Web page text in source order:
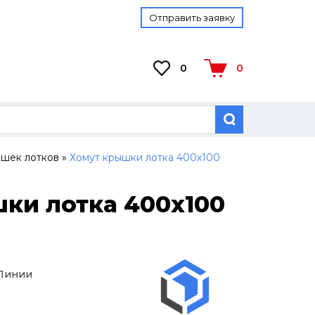
Отправить заявку
0 0
лотков » Хомут крышки лотка 400х100
лотка 400х100